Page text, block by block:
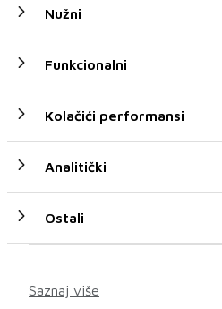
NAJNOVIJE
Nužni
Funkcionalni
Kolačići performansi
Analitički
Ostali
Saznaj više